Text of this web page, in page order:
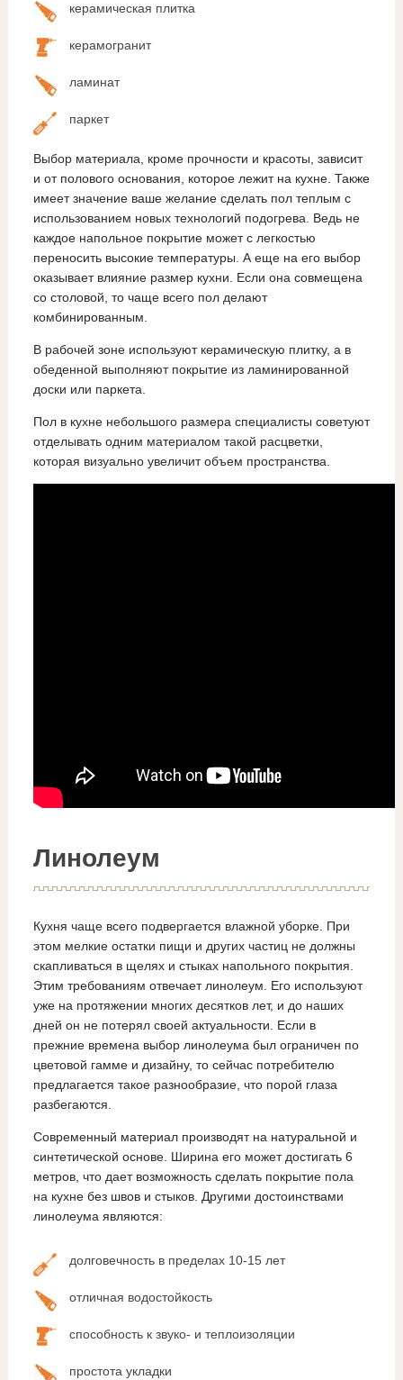
керамическая плитка
керамогранит
ламинат
паркет
Выбор материала, кроме прочности и красоты, зависит
и от полового основания, которое лежит на кухне. Также
имеет значение ваше желание сделать пол теплым с
использованием новых технологий подогрева. Ведь не
каждое напольное покрытие может с легкостью
переносить высокие температуры. А еще на его выбор
оказывает влияние размер кухни. Если она совмещена
со столовой, то чаще всего пол делают
комбинированным.
В рабочей зоне используют керамическую плитку, а в
обеденной выполняют покрытие из ламинированной
доски или паркета.
Пол в кухне небольшого размера специалисты советуют
отделывать одним материалом такой расцветки,
которая визуально увеличит объем пространства.
Линолеум
Кухня чаще всего подвергается влажной уборке. При
этом мелкие остатки пищи и других частиц не должны
скапливаться в щелях и стыках напольного покрытия.
Этим требованиям отвечает линолеум. Его используют
уже на протяжении многих десятков лет, и до наших
дней он не потерял своей актуальности. Если в
прежние времена выбор линолеума был ограничен по
цветовой гамме и дизайну, то сейчас потребителю
предлагается такое разнообразие, что порой глаза
разбегаются.
Современный материал производят на натуральной и
синтетической основе. Ширина его может достигать 6
метров, что дает возможность сделать покрытие пола
на кухне без швов и стыков. Другими достоинствами
линолеума являются:
долговечность в пределах 10-15 лет
отличная водостойкость
способность к звуко- и теплоизоляции
простота укладки